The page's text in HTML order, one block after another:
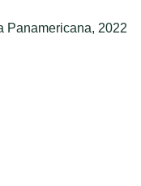
Panamericana, 2022